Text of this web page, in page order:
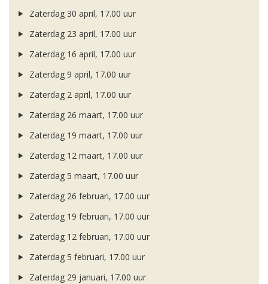
Zaterdag 30 april, 17.00 uur
Zaterdag 23 april, 17.00 uur
Zaterdag 16 april, 17.00 uur
Zaterdag 9 april, 17.00 uur
Zaterdag 2 april, 17.00 uur
Zaterdag 26 maart, 17.00 uur
Zaterdag 19 maart, 17.00 uur
Zaterdag 12 maart, 17.00 uur
Zaterdag 5 maart, 17.00 uur
Zaterdag 26 februari, 17.00 uur
Zaterdag 19 februari, 17.00 uur
Zaterdag 12 februari, 17.00 uur
Zaterdag 5 februari, 17.00 uur
Zaterdag 29 januari, 17.00 uur